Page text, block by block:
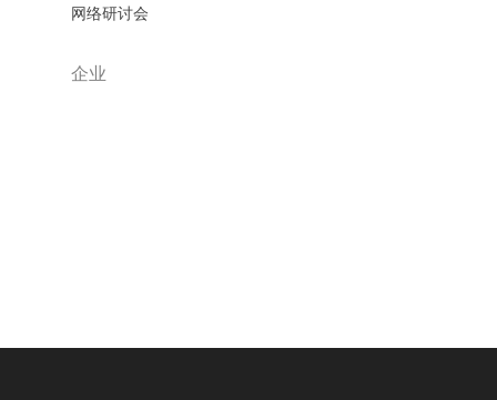
网络研讨会
企业